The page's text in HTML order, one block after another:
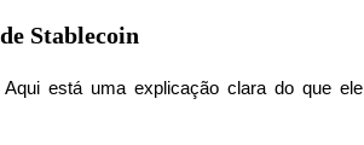
Stablecoin
está uma explicação clara do que ele